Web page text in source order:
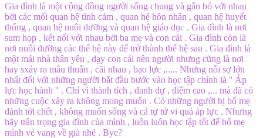
Gia đình là một cộng đồng người sống chung và gắn bó với nhau
bởi các mối quan hệ tình cảm , quan hệ hôn nhân , quan hệ huyết
thống , quan hệ nuôi dưỡng và quan hệ giáo dục . Gia đình là nơi
sum họp , kết nối với nhau bởi ba mẹ và con cái . Gia đình còn là
nơi nuôi dưỡng các thế hệ này để trở thành thế hệ sau . Gia đình là
một mái nhà thân yêu , dạy con cái nên người nhưng cũng là nơi
hay sxảy ra mâu thuẫn , cãi nhau , bạo lực ,..... Nhưng nỗi sợ lớn
nhất đối với những người bắt đầu bước vào học tập chính là '' Áp
lực học hành '' . Chỉ vì thành tích , danh dự , điểm cao ,... mà đã có
những cuộc xảy ra không mong muốn . Có những người bị bố mẹ
đánh tới chết , không muốn sống và cả tự tử vi quá áp lực . Nhưng
hãy trân trọng gia đình của mình , luôn luôn học tập tốt để bố mẹ
mình vẻ vang về già nhé . Bye?